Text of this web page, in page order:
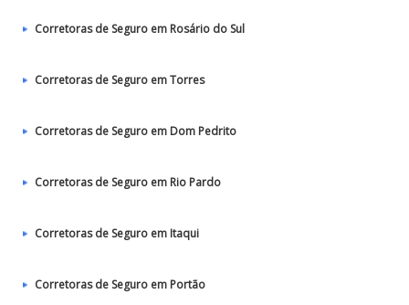
Corretoras de Seguro em Rosário do Sul
Corretoras de Seguro em Torres
Corretoras de Seguro em Dom Pedrito
Corretoras de Seguro em Rio Pardo
Corretoras de Seguro em Itaqui
Corretoras de Seguro em Portão